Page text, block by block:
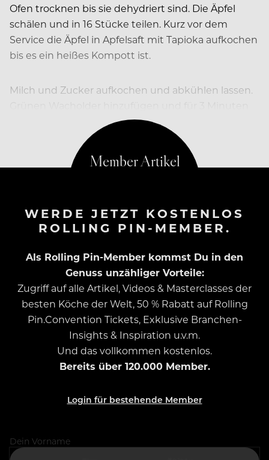
Ofen trocknen bis sie dehydriert sind. Die Äpfel
schälen und in 16 Stücke teilen. Kurz vor dem
Service die Äpfel in Apfelsaft mit Tapioka aufkochen
bis es ein heißes Kompott ist.
Milch und Zucker aufkochen und abkühlen lassen.
im Thermomix zerkleinern und
WERDE JETZT KOSTENLOS
ROLLING PIN-MEMBER.
Als Rolling Pin-Member kommst Du in den
Genuss unzähliger Vorteile:
Zugriff auf alle Artikel, Videos & Masterclasses der
besten Köche der Welt, 50 % Rabatt auf Rolling
Pin.Convention Tickets, Exklusive Branchen-
Insights & Inspiration u.v.m.
Und das vollkommen kostenlos.
Bereits über 120.000 Member.
Login für bestehende Member
Dein Vorname